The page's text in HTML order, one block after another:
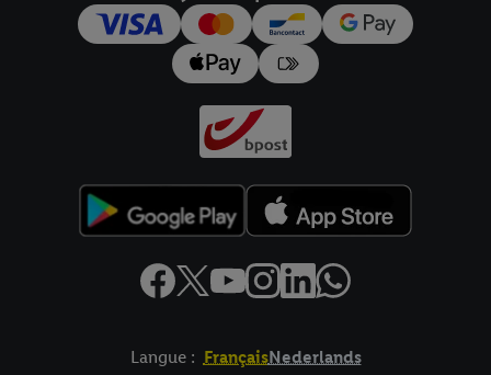
Langue : FrançaisNederlands